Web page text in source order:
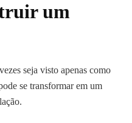
um
seja visto apenas como
se transformar em um